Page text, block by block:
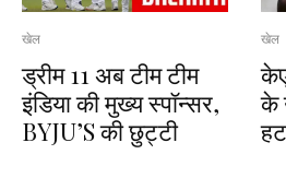
खेल
ड्रीम 11 अब टीम टीम
इंडिया की मुख्य स्पॉन्सर,
BYJU’S की छुट्टी
खेल
के